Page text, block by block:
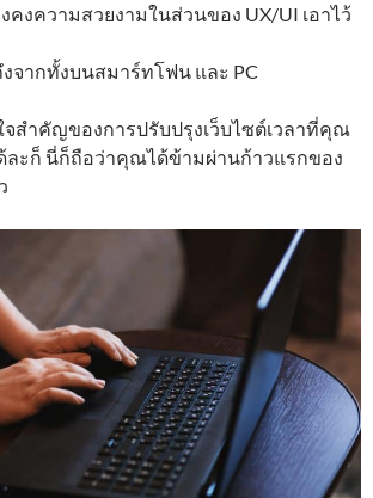
คงความสวยงามในส่วนของ UX/UI เอาไว้
งจากทั้งบนสมาร์ทโฟน และ PC
จสำคัญของการปรับปรุงเว็บไซต์เวลาที่คุณ
ละก็ นี่ก็ถือว่าคุณได้ข้ามผ่านก้าวแรกของ